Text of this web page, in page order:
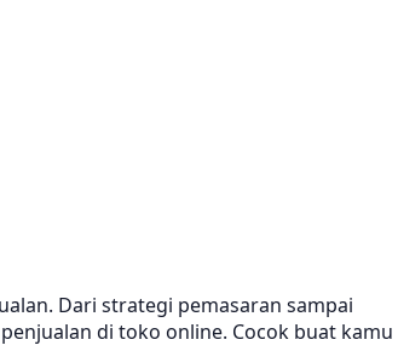
Dari strategi pemasaran sampai
di toko online. Cocok buat kamu